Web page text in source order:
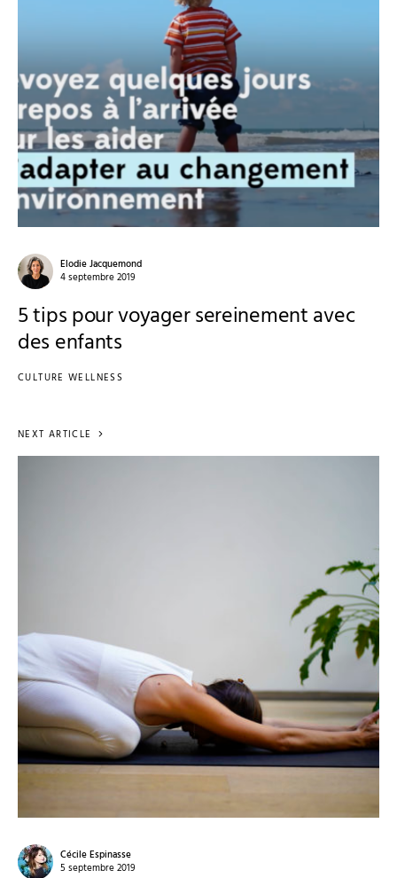
Elodie Jacquemond
4 septembre 2019
5 tips pour voyager sereinement avec
des enfants
CULTURE WELLNESS
NEXT ARTICLE
Cécile Espinasse
5 septembre 2019